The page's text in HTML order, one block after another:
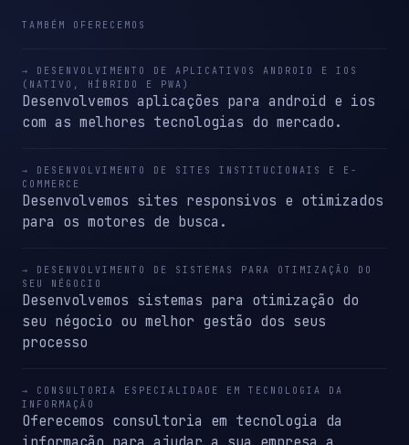
TAMBÉM OFERECEMOS
→ DESENVOLVIMENTO DE APLICATIVOS ANDROID E IOS
(NATIVO, HÍBRIDO E PWA)
Desenvolvemos aplicações para android e ios
com as melhores tecnologias do mercado.
→ DESENVOLVIMENTO DE SITES INSTITUCIONAIS E E-
COMMERCE
Desenvolvemos sites responsivos e otimizados
para os motores de busca.
→ DESENVOLVIMENTO DE SISTEMAS PARA OTIMIZAÇÃO DO
SEU NÉGOCIO
Desenvolvemos sistemas para otimização do
seu négocio ou melhor gestão dos seus
processo
→ CONSULTORIA ESPECIALIDADE EM TECNOLOGIA DA
INFORMAÇÃO
Oferecemos consultoria em tecnologia da